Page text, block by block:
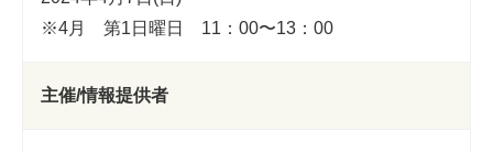
※4月 第1日曜日 11：00〜13：00
主催/情報提供者